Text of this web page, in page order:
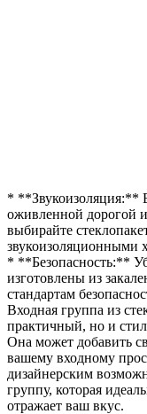
* **Звукоизоляция:**
оживленной дорогой
выбирайте
звукоизоляционными
* **Безопасность:**
изготовлены из
стандартам
Входная группа из
практичный, но и
Она может добавить
вашему входному
дизайнерским
группу, которая
отражает ваш вкус.